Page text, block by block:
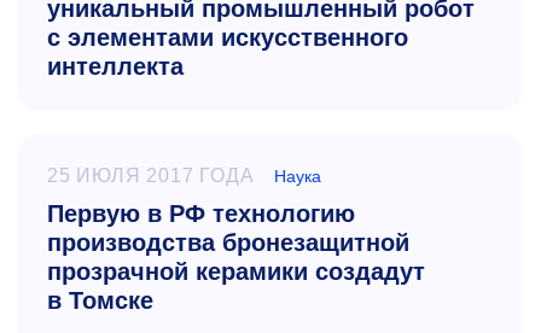
уникальный промышленный робот
с элементами искусственного
интеллекта
25 ИЮЛЯ 2017 ГОДА Наука
Первую в РФ технологию
производства бронезащитной
прозрачной керамики создадут
в Томске